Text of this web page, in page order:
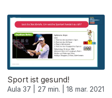
Sport ist gesund!
Aula 37 | 27 min. | 18 mar. 2021